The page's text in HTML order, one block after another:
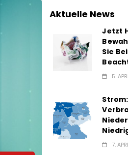
Aktuelle News
Jetzt
Sie
5.
7.